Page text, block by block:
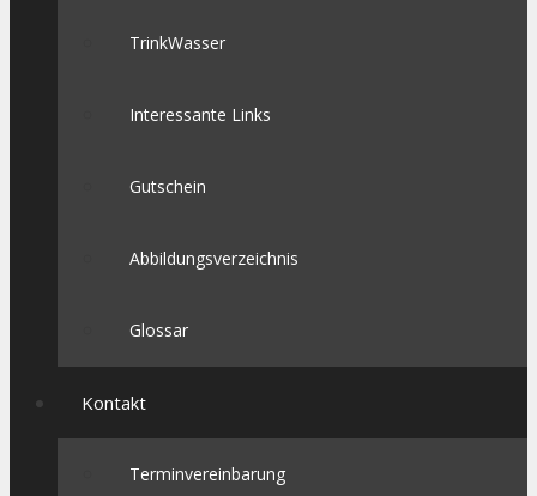
TrinkWasser
Interessante Links
Gutschein
Abbildungsverzeichnis
Glossar
Kontakt
Terminvereinbarung